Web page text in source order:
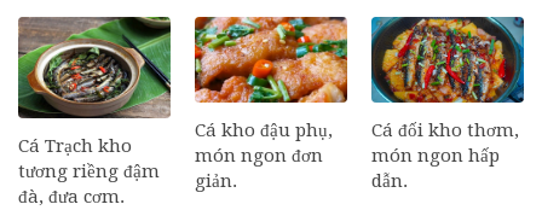
Cá Trạch kho
tương riềng đậm
đà, đưa cơm.
Cá kho đậu phụ,
món ngon đơn
giản.
Cá đối kho thơm,
món ngon hấp
dẫn.